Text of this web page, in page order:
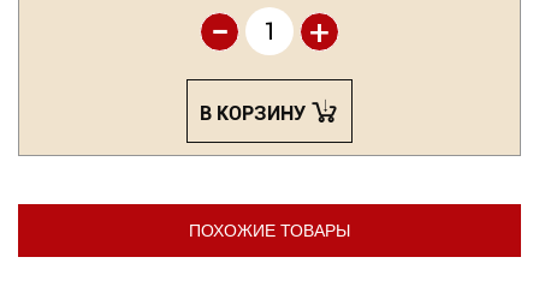
+
-
В КОРЗИНУ
ПОХОЖИЕ ТОВАРЫ